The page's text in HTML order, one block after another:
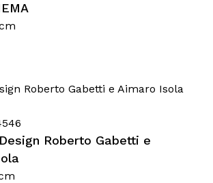
Roberto Gabetti e